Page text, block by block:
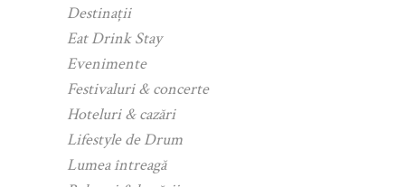
Destinații
Eat Drink Stay
Evenimente
Festivaluri & concerte
Hoteluri & cazări
Lifestyle de Drum
Lumea întreagă